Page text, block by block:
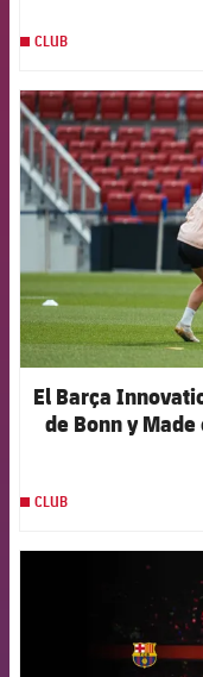
CLUB
El Barça
de Bonn y
CLUB